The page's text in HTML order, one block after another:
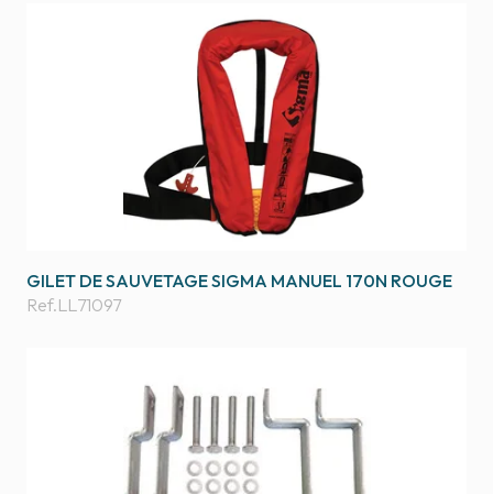
GILET DE SAUVETAGE SIGMA MANUEL 170N ROUGE
Ref.LL71097